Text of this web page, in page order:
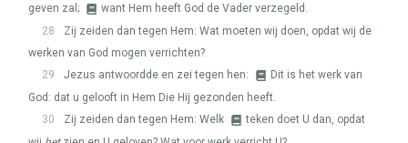
geven zal;
want Hem heeft God de Vader verzegeld.
28
Zij zeiden dan tegen Hem: Wat moeten wij doen, opdat wij de
werken van God mogen verrichten?
29
Jezus antwoordde en zei tegen hen:
Dit is het werk van
God: dat u gelooft in Hem Die Hij gezonden heeft.
30
Zij zeiden dan tegen Hem: Welk
teken doet U dan, opdat